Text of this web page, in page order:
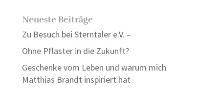
Neueste Beiträge
Zu Besuch bei Sterntaler e.V. –
Ohne Pflaster in die Zukunft?
Geschenke vom Leben und warum mich
Matthias Brandt inspiriert hat